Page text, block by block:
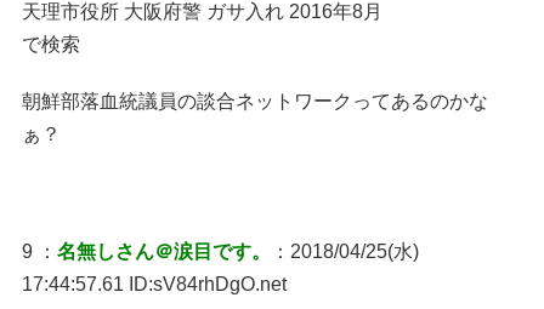
天理市役所 大阪府警 ガサ入れ 2016年8月
で検索
朝鮮部落血統議員の談合ネットワークってあるのかな
ぁ？
9 ： 名無しさん＠涙目です。
：2018/04/25(水)
17:44:57.61 ID:sV84rhDgO.net